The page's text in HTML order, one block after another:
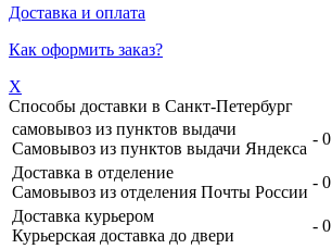
Доставка и оплата
Как оформить заказ?
X
Способы доставки в Санкт-Петербург
самовывоз из пунктов выдачи
Самовывоз из пунктов выдачи Яндекса
-
Доставка в отделение
Самовывоз из отделения Почты России
-
Доставка курьером
Курьерская доставка до двери
-